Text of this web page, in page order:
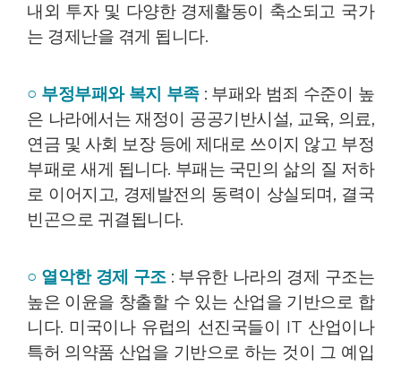
내외 투자 및 다양한 경제활동이 축소되고 국가
는 경제난을 겪게 됩니다.
○ 부정부패와 복지 부족 : 부패와 범죄 수준이 높
은 나라에서는 재정이 공공기반시설, 교육, 의료,
연금 및 사회 보장 등에 제대로 쓰이지 않고 부정
부패로 새게 됩니다. 부패는 국민의 삶의 질 저하
로 이어지고, 경제발전의 동력이 상실되며, 결국
빈곤으로 귀결됩니다.
○ 열악한 경제 구조: 부유한 나라의 경제 구조는
높은 이윤을 창출할 수 있는 산업을 기반으로 합
니다. 미국이나 유럽의 선진국들이 IT 산업이나
특허 의약품 산업을 기반으로 하는 것이 그 예입